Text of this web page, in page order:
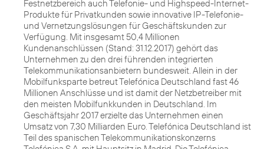
Festnetzbereich auch Telefonie- und Highspeed-Internet-
Produkte für Privatkunden sowie innovative IP-Telefonie-
und Vernetzungslösungen für Geschäftskunden zur
Verfügung. Mit insgesamt 50,4 Millionen
Kundenanschlüssen (Stand: 31.12.2017) gehört das
Unternehmen zu den drei führenden integrierten
Telekommunikationsanbietern bundesweit. Allein in der
Mobilfunksparte betreut Telefónica Deutschland fast 46
Millionen Anschlüsse und ist damit der Netzbetreiber mit
den meisten Mobilfunkkunden in Deutschland. Im
Geschäftsjahr 2017 erzielte das Unternehmen einen
Umsatz von 7,30 Milliarden Euro. Telefónica Deutschland ist
Teil des spanischen Telekommunikationskonzerns